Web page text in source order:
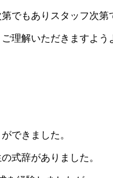
でもありスタッフ次第
理解いただきますよう
できました。
式辞がありました。